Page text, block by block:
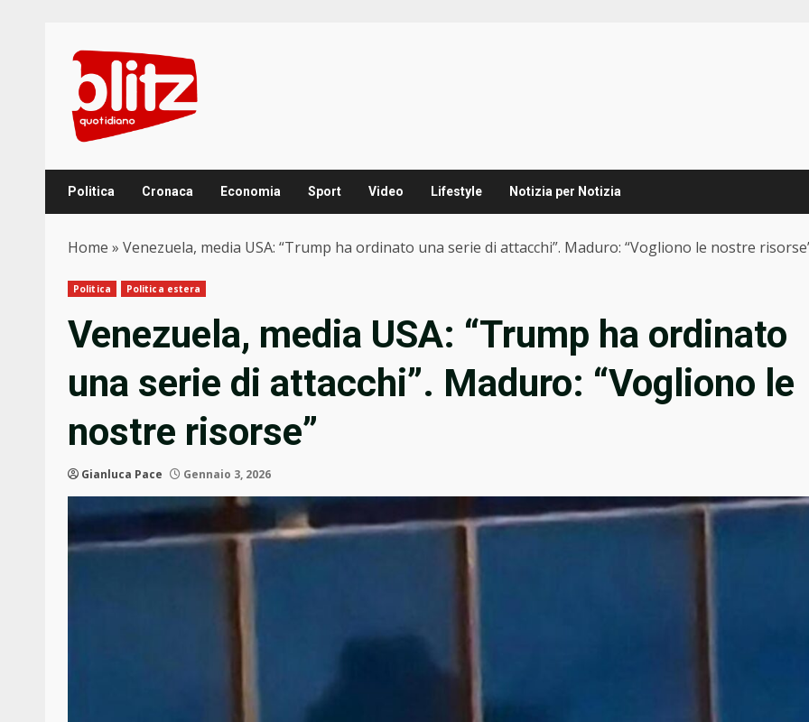
content
Politica Cronaca Economia Sport Video Lifestyle Notizia per Notizia
Home » Venezuela, media USA: “Trump ha ordinato una serie di attacchi”. Maduro: “Vogliono le nostre
Politica Politica estera
Venezuela, media USA: “Trump ha ordinato
una serie di attacchi”. Maduro: “Vogliono le
nostre risorse”
Gianluca Pace Gennaio 3, 2026